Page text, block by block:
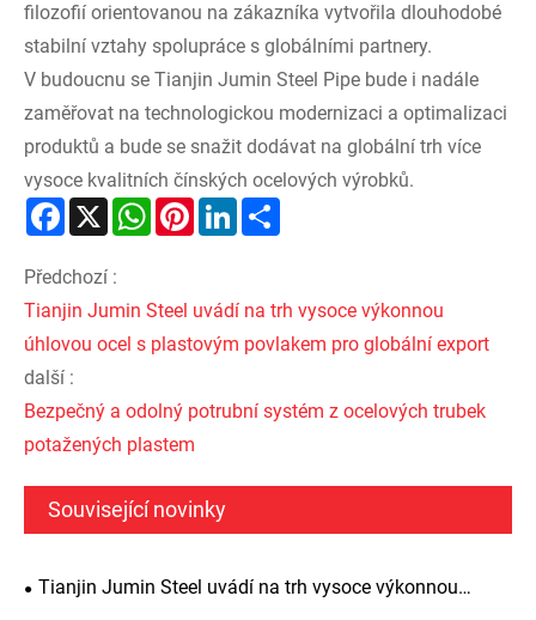
filozofií orientovanou na zákazníka vytvořila dlouhodobé
stabilní vztahy spolupráce s globálními partnery.
V budoucnu se Tianjin Jumin Steel Pipe bude i nadále
zaměřovat na technologickou modernizaci a optimalizaci
produktů a bude se snažit dodávat na globální trh více
vysoce kvalitních čínských ocelových výrobků.
Facebook
X WhatsAppPinterestLinkedIn
Předchozí :
Tianjin Jumin Steel uvádí na trh vysoce výkonnou
úhlovou ocel s plastovým povlakem pro globální export
další :
Bezpečný a odolný potrubní systém z ocelových trubek
potažených plastem
Související novinky
Tianjin Jumin Steel uvádí na trh vysoce výkonnou